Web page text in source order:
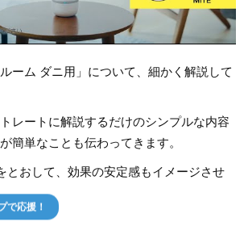
ーム ダニ用」について、細かく解説して
レートに解説するだけのシンプルな内容
簡単なことも伝わってきます。
とおして、効果の安定感もイメージさせ
で応援！